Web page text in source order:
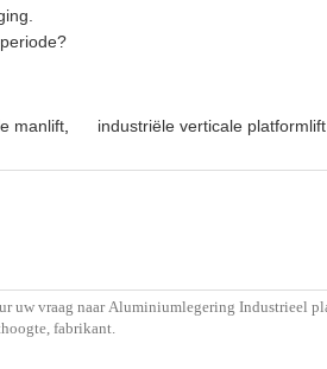
manlift industriële verticale platformlift